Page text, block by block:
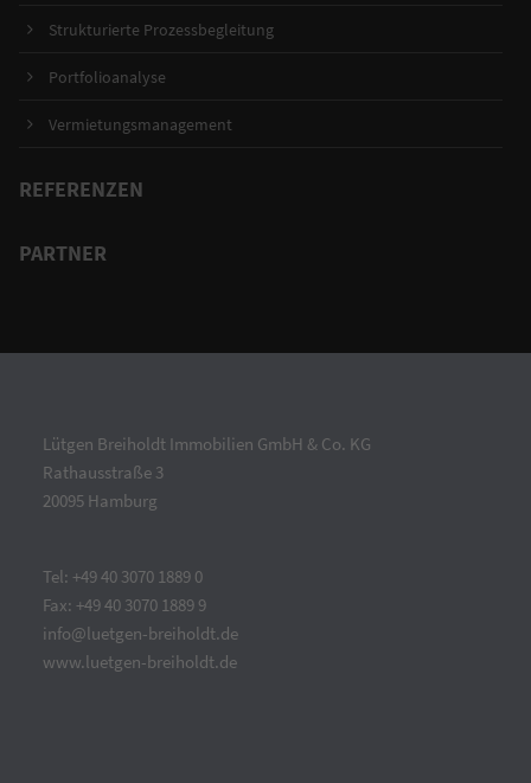
Strukturierte Prozessbegleitung
Portfolioanalyse
Vermietungsmanagement
REFERENZEN
PARTNER
Lütgen Breiholdt Immobilien GmbH & Co. KG
Rathausstraße 3
20095 Hamburg
Tel: +49 40 3070 1889 0
Fax: +49 40 3070 1889 9
info@luetgen-breiholdt.de
www.luetgen-breiholdt.de